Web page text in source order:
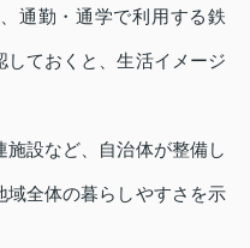
通勤・通学で利用する鉄
ておくと、生活イメージ
施設など、自治体が整備し
全体の暮らしやすさを示